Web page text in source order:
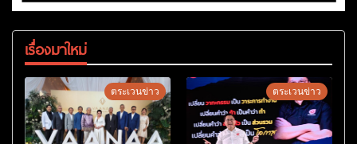
เรื่องมาใหม่
ตระเวนข่าว ตระเวนข่าว